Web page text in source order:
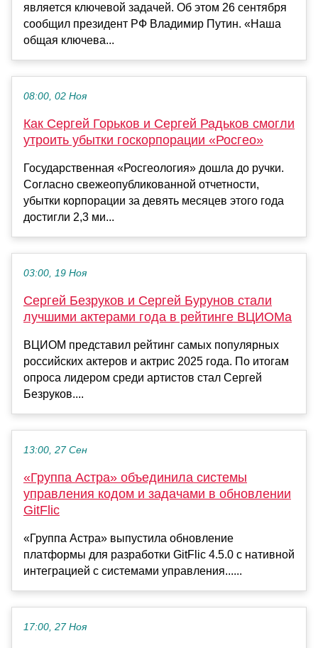
является ключевой задачей. Об этом 26 сентября
сообщил президент РФ Владимир Путин. «Наша
общая ключева...
08:00, 02 Ноя
Как Сергей Горьков и Сергей Радьков смогли
утроить убытки госкорпорации «Росгео»
Государственная «Росгеология» дошла до ручки.
Согласно свежеопубликованной отчетности,
убытки корпорации за девять месяцев этого года
достигли 2,3 ми...
03:00, 19 Ноя
Сергей Безруков и Сергей Бурунов стали
лучшими актерами года в рейтинге ВЦИОМа
ВЦИОМ представил рейтинг самых популярных
российских актеров и актрис 2025 года. По итогам
опроса лидером среди артистов стал Сергей
Безруков....
13:00, 27 Сен
«Группа Астра» объединила системы
управления кодом и задачами в обновлении
GitFlic
«Группа Астра» выпустила обновление
платформы для разработки GitFlic 4.5.0 с нативной
интеграцией с системами управления......
17:00, 27 Ноя